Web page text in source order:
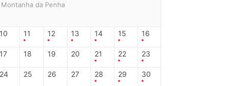
Montanha da Penha
10 11 12 13 14 15 16
17 18 19 20 21 22 23
24 25 26 27 28 29 30